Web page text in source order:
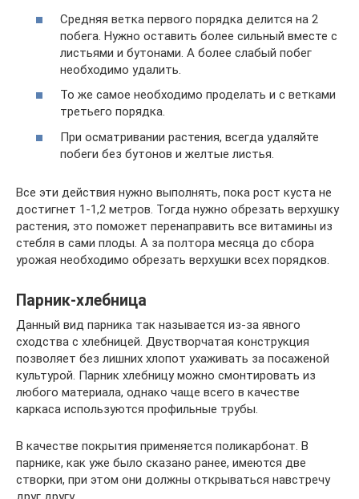
Средняя ветка первого порядка делится на 2
побега. Нужно оставить более сильный вместе с
листьями и бутонами. А более слабый побег
необходимо удалить.
То же самое необходимо проделать и с ветками
третьего порядка.
При осматривании растения, всегда удаляйте
побеги без бутонов и желтые листья.
Все эти действия нужно выполнять, пока рост куста не
достигнет 1-1,2 метров. Тогда нужно обрезать верхушку
растения, это поможет перенаправить все витамины из
стебля в сами плоды. А за полтора месяца до сбора
урожая необходимо обрезать верхушки всех порядков.
Парник-хлебница
Данный вид парника так называется из-за явного
сходства с хлебницей. Двустворчатая конструкция
позволяет без лишних хлопот ухаживать за посаженой
культурой. Парник хлебницу можно смонтировать из
любого материала, однако чаще всего в качестве
каркаса используются профильные трубы.
В качестве покрытия применяется поликарбонат. В
парнике, как уже было сказано ранее, имеются две
створки, при этом они должны открываться навстречу